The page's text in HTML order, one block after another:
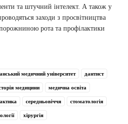
та штучний інтелект. А також у
заходи з просвітництва
рота та профілактики
медичний університет дантист
медицини медична освіта
середньовіччя стоматологія
хірургія